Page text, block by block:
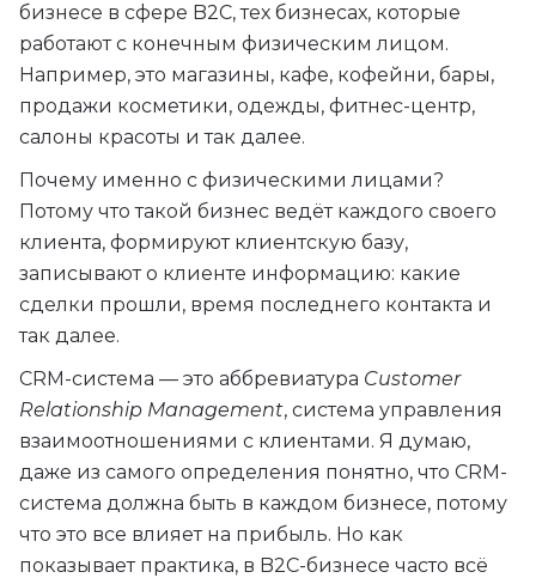
бизнесе в сфере B2C, тех бизнесах, которые
работают с конечным физическим лицом.
Например, это магазины, кафе, кофейни, бары,
продажи косметики, одежды, фитнес-центр,
салоны красоты и так далее.
Почему именно с физическими лицами?
Потому что такой бизнес ведёт каждого своего
клиента, формируют клиентскую базу,
записывают о клиенте информацию: какие
сделки прошли, время последнего контакта и
так далее.
CRM-система — это аббревиатура Customer
Relationship Management, система управления
взаимоотношениями с клиентами. Я думаю,
даже из самого определения понятно, что CRM-
система должна быть в каждом бизнесе, потому
что это все влияет на прибыль. Но как
показывает практика, в B2C-бизнесе часто всё